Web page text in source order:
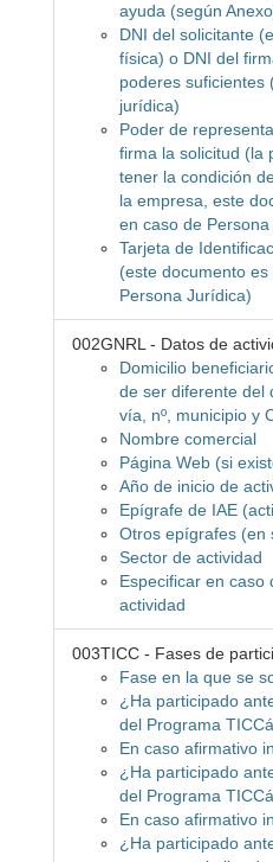
ayuda (según
DNI del solicitante
física) o DNI del
poderes suficientes
jurídica)
Poder de
firma la solicitud (la
tener la condición
la empresa, este
en caso de
Tarjeta de
(este documento
Persona Jurídica)
002GNRL - Datos de
Domicilio
de ser diferente del
vía, nº, municipio y
Nombre comercial
Página Web (si
Año de inicio de
Epígrafe de IAE
Otros epígrafes (en
Sector de actividad
Especificar en caso
actividad
003TICC - Fases de
Fase en la que se
¿Ha participado
del Programa
En caso afirmativo
¿Ha participado
del Programa
En caso afirmativo
¿Ha participado